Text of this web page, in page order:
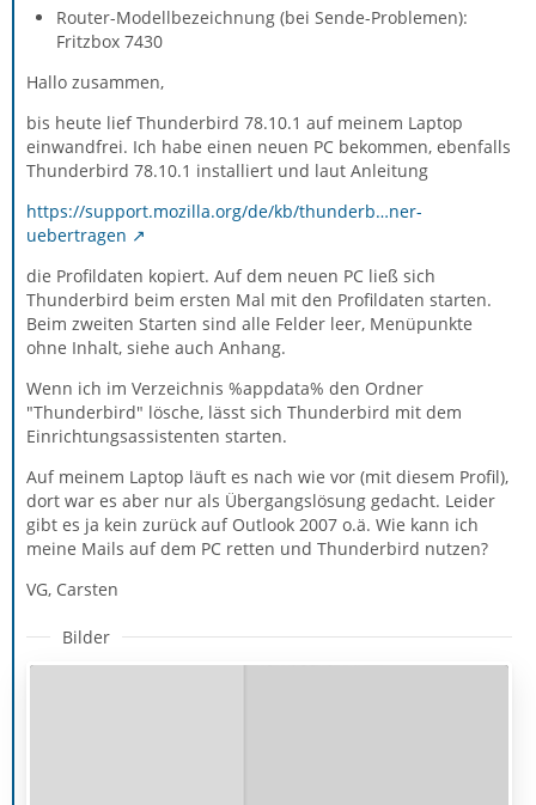
Router-Modellbezeichnung (bei Sende-Problemen):
Fritzbox 7430
Hallo zusammen,
bis heute lief Thunderbird 78.10.1 auf meinem Laptop
einwandfrei. Ich habe einen neuen PC bekommen, ebenfalls
Thunderbird 78.10.1 installiert und laut Anleitung
https://support.mozilla.org/de/kb/thunderb…ner-
uebertragen
die Profildaten kopiert. Auf dem neuen PC ließ sich
Thunderbird beim ersten Mal mit den Profildaten starten.
Beim zweiten Starten sind alle Felder leer, Menüpunkte
ohne Inhalt, siehe auch Anhang.
Wenn ich im Verzeichnis %appdata% den Ordner
"Thunderbird" lösche, lässt sich Thunderbird mit dem
Einrichtungsassistenten starten.
Auf meinem Laptop läuft es nach wie vor (mit diesem Profil),
dort war es aber nur als Übergangslösung gedacht. Leider
gibt es ja kein zurück auf Outlook 2007 o.ä. Wie kann ich
meine Mails auf dem PC retten und Thunderbird nutzen?
VG, Carsten
Bilder